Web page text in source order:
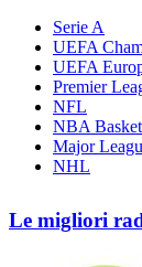
Serie A
UEFA
UEFA
Premier
NFL
NBA
Major
NHL
Le migliori